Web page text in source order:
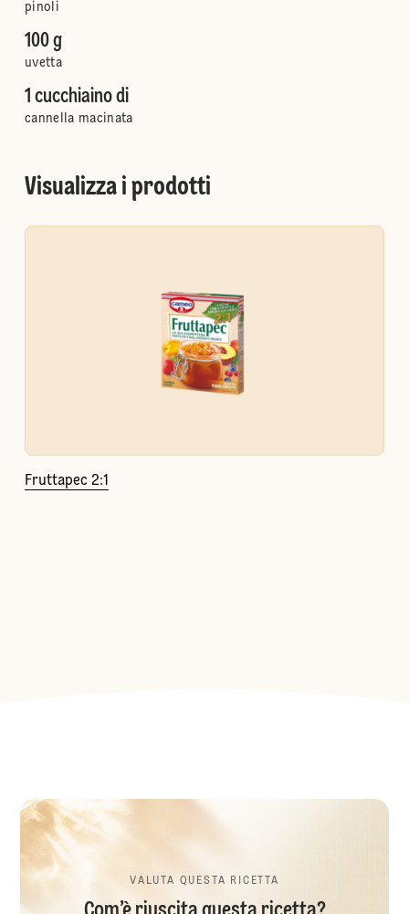
pinoli
100 g
uvetta
1 cucchiaino di
cannella macinata
Visualizza i prodotti
Fruttapec 2:1
VALUTA QUESTA RICETTA